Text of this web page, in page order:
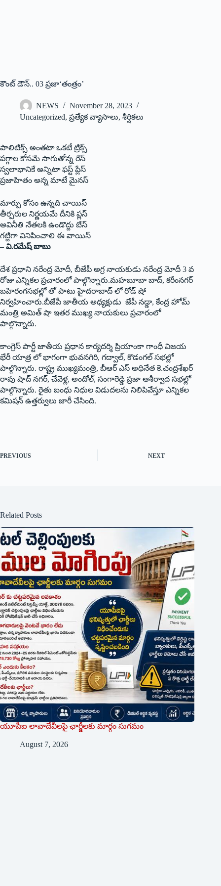
కౌంట్‌ డౌన్‌.. 03 ప్రజా‘తంత్రం’
NEWS
November 28, 2023
Uncategorized, ప్రత్యేక వ్యాసాలు, శీర్షికలు
పాలిటిక్స్‌ అంతటా ఒకటే ట్రిక్స్‌
పగ్గాల కోసమే సాగుతోన్న రేస్‌
స్వలాభానికే అన్నిటా ఫస్ట్‌ ప్లేస్‌
ప్రజాహితం అన్న మాటే మైనస్‌
మార్పు కోసం ఉన్నది చాయిస్‌
తీర్పరుల నిర్ణయమే దీనికి ప్లస్‌
అవినీతి నేతలకి ఉండొద్దు బేస్‌
గట్టిగా వినిపించాలి ఈ వాయిస్‌
– వి.రమేష్‌ బాబు
దేశ ప్రధాని నరేంద్ర మోదీ, బీజేపీ అగ్ర నాయకుడు నరేంద్ర మోదీ 3 వ
రోజు ఎన్నికల ప్రచారంలో పాల్గొన్నారు.మహబూబా బాద్‌, కరీంనగర్‌
బహిరంగసభల్లో తో పాటు హైదరాబాద్‌ లో రోడ్‌ షో
నిర్వహించారు.బీజేపీ జాతీయ అధ్యక్షుడు జేపీ నడ్డా, కేంద్ర హోమ్‌
మంత్రి అమిత్‌ షా ఇతర ముఖ్య నాయకులు ప్రచారంలో
పాల్గొన్నారు.
కాంగ్రెస్‌ పార్టీ జాతీయ ప్రధాన కార్యదర్శి ప్రియాంకా గాంధీ విజయ
భేరీ యాత్ర లో భాగంగా భువనగిరి, గద్వాల్‌, కొడంగల్‌ సభల్లో
పాల్గొన్నారు. రాష్ట్ర ముఖ్యమంత్రి, బీఆర్‌ ఎస్‌ అధినేత కె.చంద్రశేఖర్‌
రావు షాద్‌ నగర్‌, చేవెళ్ల, అందోల్‌, సంగారెడ్డి ప్రజా ఆశీర్వాద సభల్లో
పాల్గొన్నారు. రైతు బంధు నిధుల విడుదలను నిలిపివేస్తూ ఎన్నికల
కమిషన్‌ ఉత్తర్వులు జారీ చేసింది.
PREVIOUS NEXT
Related Posts
యూపీఐ లావాదేవీలపై ఛార్జీలకు మార్గం సుగమం
August 7, 2026